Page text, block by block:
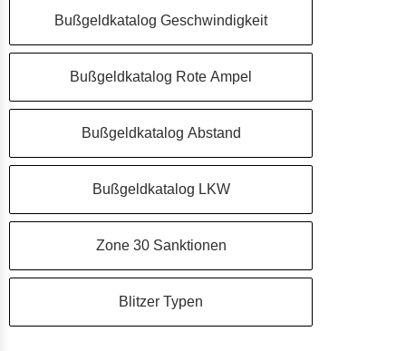
Bußgeldkatalog Geschwindigkeit
Bußgeldkatalog Rote Ampel
Bußgeldkatalog Abstand
Bußgeldkatalog LKW
Zone 30 Sanktionen
Blitzer Typen